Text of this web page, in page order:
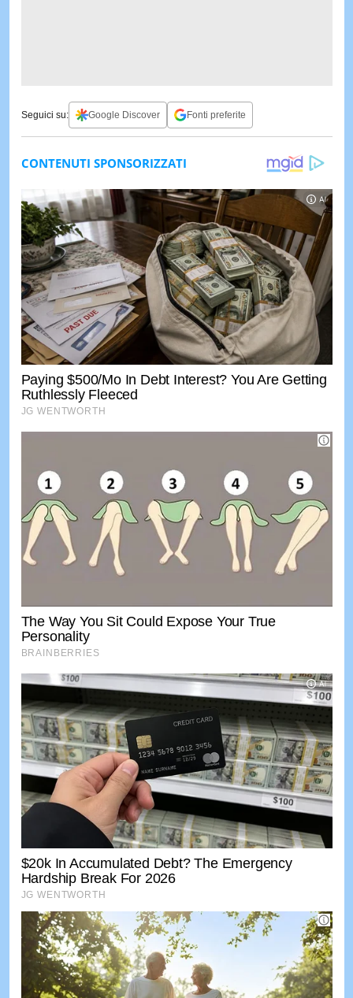
Seguici su: Google Discover Fonti preferite